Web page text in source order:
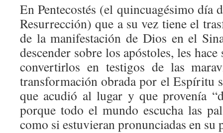
En Pentecostés (el quincuagésimo día
Resurrección) que a su vez tiene el
de la manifestación de Dios en el
descender sobre los apóstoles, les
convertirlos en testigos de las
transformación obrada por el Espíritu
que acudió al lugar y que provenía
porque todo el mundo escucha las
como si estuvieran pronunciadas en su